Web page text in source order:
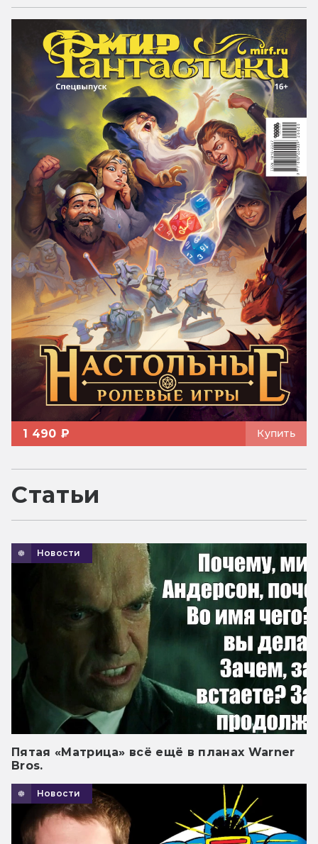
1 490 ₽ Купить
Статьи
Новости
Пятая «Матрица» всё ещё в планах Warner
Bros.
Новости